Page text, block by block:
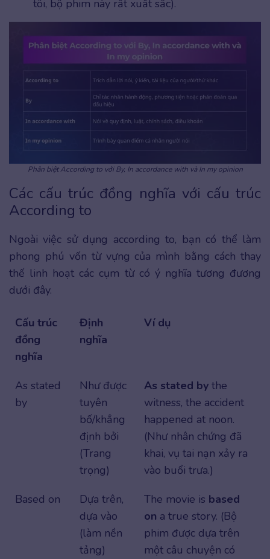
tôi, bộ phim này rất xuất sắc).
Phân biệt According to với By, In accordance with và In my opinion
Các cấu trúc đồng nghĩa với cấu trúc
According to
Ngoài việc sử dụng according to, bạn có thể làm
phong phú vốn từ vựng của mình bằng cách thay
thế linh hoạt các cụm từ có ý nghĩa tương đương
dưới đây.
Cấu trúc
đồng
nghĩa
Định
nghĩa
Ví dụ
As stated
by
Như được
tuyên
bố/khẳng
định bởi
(Trang
trọng)
As stated by the
witness, the accident
happened at noon.
(Như nhân chứng đã
khai, vụ tai nạn xảy ra
vào buổi trưa.)
Based on
Dựa trên,
dựa vào
(làm nền
tảng)
The movie is based
on a true story. (Bộ
phim được dựa trên
một câu chuyện có